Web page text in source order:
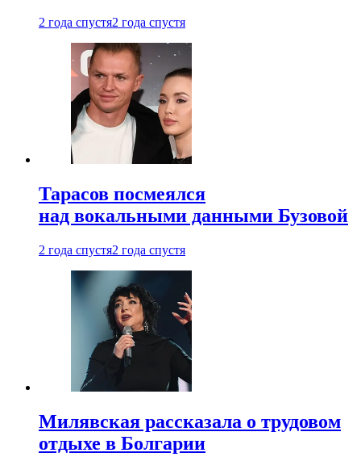
2 года спустя2 года спустя
Тарасов посмеялся
над вокальными данными Бузовой
2 года спустя2 года спустя
Милявская рассказала о трудовом
отдыхе в Болгарии